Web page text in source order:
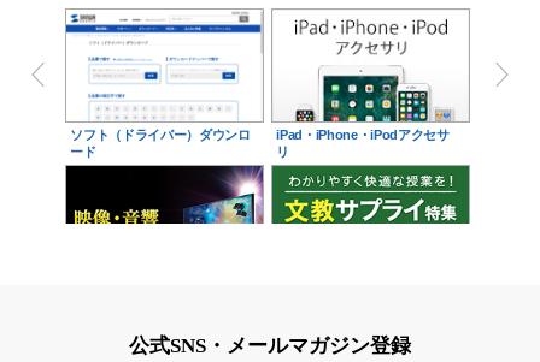
ソフト（ドライバー）ダウンロ
ード
iPad・iPhone・iPodアクセサ
リ
公式SNS・メールマガジン登録